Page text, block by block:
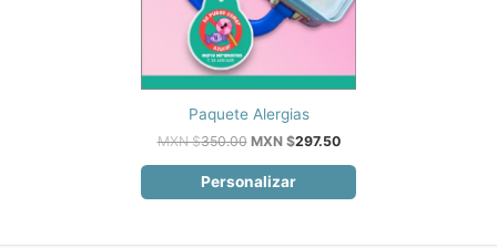
de
producto
Paquete Alergias
MXN $350.00 El
original
MXN $297.50El
actual
es:
Personalizar